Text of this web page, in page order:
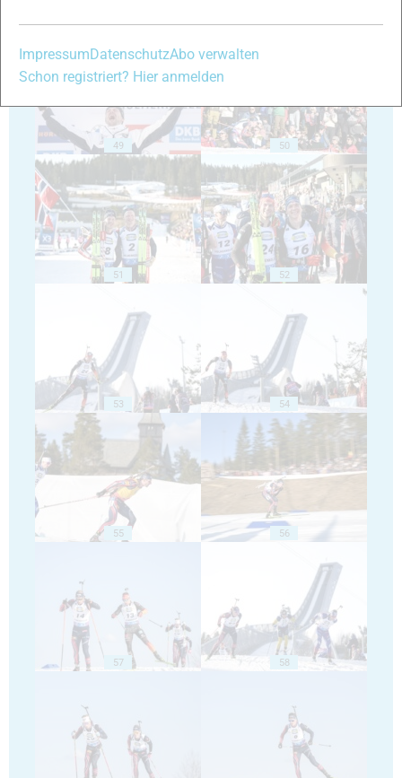
49 50
51 52
53 54
55 56
57 58
Impressum DatenschutzAbo verwalten
Schon registriert? Hier anmelden